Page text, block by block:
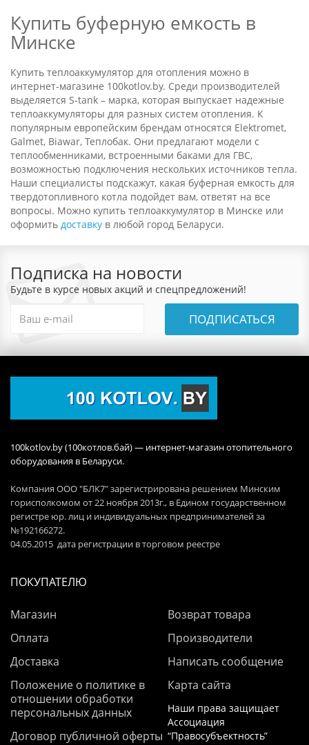
Купить буферную емкость в
Минске
Купить теплоаккумулятор для отопления можно в
интернет-магазине 100kotlov.by. Среди производителей
выделяется S-tank – марка, которая выпускает надежные
теплоаккумуляторы для разных систем отопления. К
популярным европейским брендам относятся Elektromet,
Galmet, Biawar, Теплобак. Они предлагают модели с
теплообменниками, встроенными баками для ГВС,
возможностью подключения нескольких источников тепла.
Наши специалисты подскажут, какая буферная емкость для
твердотопливного котла подойдет вам, ответят на все
вопросы. Можно купить теплоаккумулятор в Минске или
оформить доставку в любой город Беларуси.
Подписка на новости
Будьте в курсе новых акций и спецпредложений!
ПОДПИСАТЬСЯ
100kotlov.by (100котлов.бай) — интернет-магазин отопительного
оборудования в Беларуси.
Компания ООО "БЛК7" зарегистрирована решением Минским
горисполкомом от 22 ноября 2013г., в Едином государственном
регистре юр. лиц и индивидуальных предпринимателей за
№192166272.
04.05.2015 дата регистрации в торговом реестре
ПОКУПАТЕЛЮ
Магазин
Оплата
Доставка
Положение о политике в
отношении обработки
персональных данных
Договор публичной оферты
Возврат товара
Производители
Написать сообщение
Карта сайта
Наши права защищает
Ассоциация
“Правосубъектность”